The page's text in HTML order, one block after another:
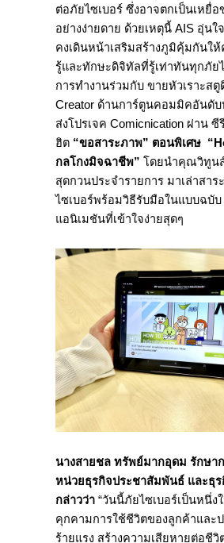
ต่อภัยไซเบอร์ ซึ่งอาจตกเป็นเหยื่
อย่างง่ายดาย ด้วยเหตุนี้ AIS อุ่นใ
คงเดินหน้าเสริมสร้างภูมิคุ้มกันใ
รู้และทักษะดิจิทัลที่รู้เท่าทันทุกภัย
การทำงานร่วมกับ ขายหัวเราะสตู
Creator ด้านการ์ตูนคอมมิคอันดั
ส่งโปรเจค Comicnication ผ่าน
ฮิต “ขอสาระภาพ” ตอนพิเศษ
กลโกงมิจฉาชีพ” โดยนำคุณวิทูน
สุดกวนประจำรายการ มาเล่าสาร
ไซเบอร์พร้อมวิธีรับมือในแบบฉบั
แอนิเมชันที่เข้าใจง่ายสุดๆ
นางสายชล ทรัพย์มากอุดม รักษา
หน่วยธุรกิจประชาสัมพันธ์ และธุ
กล่าวว่า “วันนี้ภัยไซเบอร์เป็นหนึ่
คุกคามการใช้ชีวิตของลูกค้าและ
ร้ายแรง สร้างความเสียหายต่อชี